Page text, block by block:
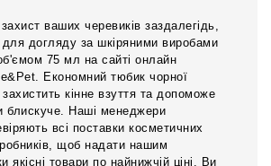
ваших черевиків заздалегідь,
догляду за шкіряними виробами
75 мл на сайті онлайн
Економний тюбик чорної
кінне взуття та допоможе
блискуче. Наші менеджери
всі поставки косметичних
щоб надати нашим
якісні товари по найнижчій ціні. Ви